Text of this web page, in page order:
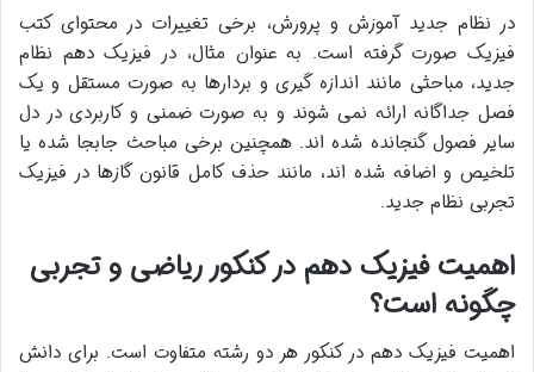
در نظام جدید آموزش و پرورش، برخی تغییرات در محتوای کتب
فیزیک صورت گرفته است. به عنوان مثال، در فیزیک دهم نظام
جدید، مباحثی مانند اندازه گیری و بردارها به صورت مستقل و یک
فصل جداگانه ارائه نمی شوند و به صورت ضمنی و کاربردی در دل
سایر فصول گنجانده شده اند. همچنین برخی مباحث جابجا شده یا
تلخیص و اضافه شده اند، مانند حذف کامل قانون گازها در فیزیک
تجربی نظام جدید.
اهمیت فیزیک دهم در کنکور ریاضی و تجربی
چگونه است؟
اهمیت فیزیک دهم در کنکور هر دو رشته متفاوت است. برای دانش